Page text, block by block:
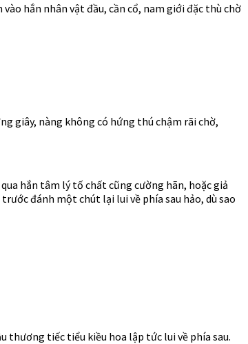
hắn nhân vật đầu, cần cổ, nam giới đặc thù chờ
giây, nàng không có hứng thú chậm rãi chờ,
hắn tâm lý tố chất cũng cường hãn, hoặc giả
đánh một chút lại lui về phía sau hảo, dù sao
thương tiếc tiểu kiều hoa lập tức lui về phía sau.